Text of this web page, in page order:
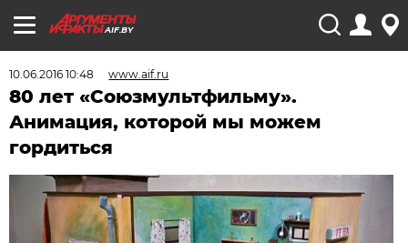
AIF.BY
10.06.2016 10:48 www.aif.ru
80 лет «Союзмультфильму».
Анимация, которой мы можем
гордиться